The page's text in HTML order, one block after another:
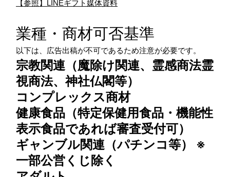
【参照】LINEギフト媒体資料
業種・商材可否基準
以下は、広告出稿が不可であるため注意が必要です。
宗教関連（魔除け関連、霊感商法霊
視商法、神社仏閣等）
コンプレックス商材
健康食品（特定保健用食品・機能性
表示食品であれば審査受付可）
ギャンブル関連（パチンコ等） ※
⼀部公営くじ除く